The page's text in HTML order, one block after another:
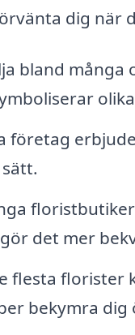
dig
bland många
företag
det mer
flesta florister
bekymra